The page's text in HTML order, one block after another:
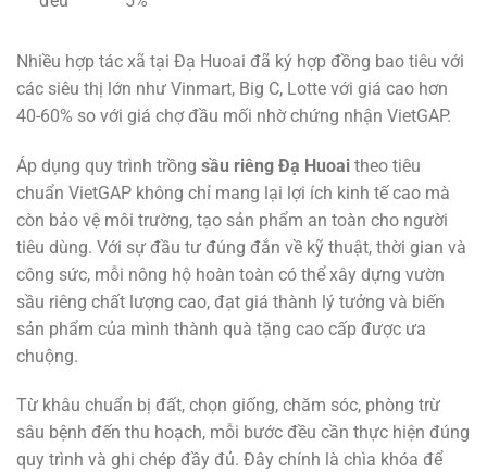
Nhiều hợp tác xã tại Đạ Huoai đã ký hợp đồng bao tiêu với
các siêu thị lớn như Vinmart, Big C, Lotte với giá cao hơn
40-60% so với giá chợ đầu mối nhờ chứng nhận VietGAP.
Áp dụng quy trình trồng sầu riêng Đạ Huoai theo tiêu
chuẩn VietGAP không chỉ mang lại lợi ích kinh tế cao mà
còn bảo vệ môi trường, tạo sản phẩm an toàn cho người
tiêu dùng. Với sự đầu tư đúng đắn về kỹ thuật, thời gian và
công sức, mỗi nông hộ hoàn toàn có thể xây dựng vườn
sầu riêng chất lượng cao, đạt giá thành lý tưởng và biến
sản phẩm của mình thành quà tặng cao cấp được ưa
chuộng.
Từ khâu chuẩn bị đất, chọn giống, chăm sóc, phòng trừ
sâu bệnh đến thu hoạch, mỗi bước đều cần thực hiện đúng
quy trình và ghi chép đầy đủ. Đây chính là chìa khóa để